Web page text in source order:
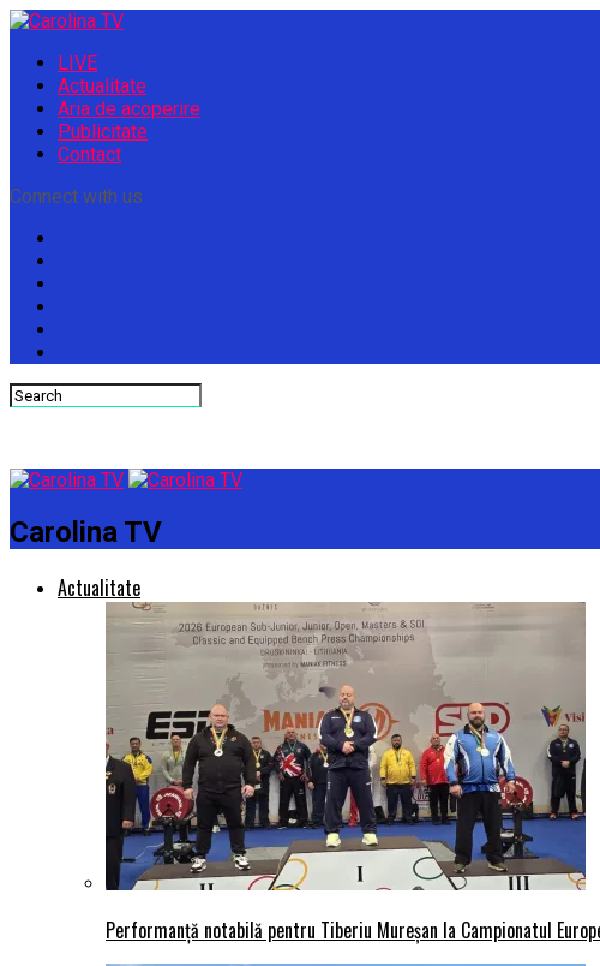
LIVE
Actualitate
Aria de acoperire
Publicitate
Contact
Connect with us
Carolina TV
Actualitate
Performanță notabilă pentru Tiberiu Mureșan la Campionatul